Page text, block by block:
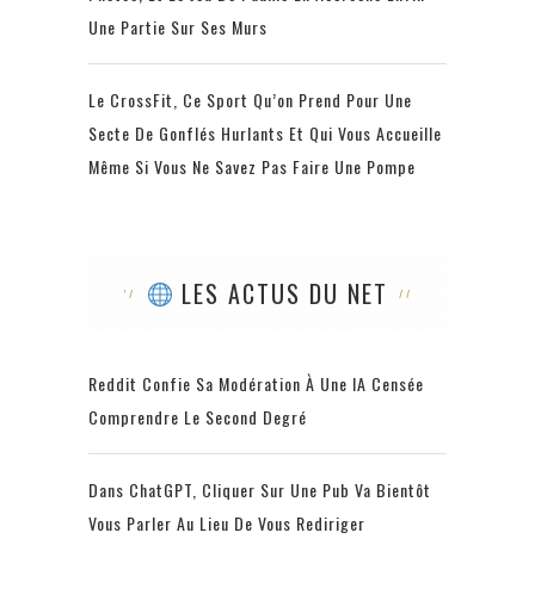
Une Partie Sur Ses Murs
Le CrossFit, Ce Sport Qu’on Prend Pour Une
Secte De Gonflés Hurlants Et Qui Vous Accueille
Même Si Vous Ne Savez Pas Faire Une Pompe
LES ACTUS DU NET
Reddit Confie Sa Modération À Une IA Censée
Comprendre Le Second Degré
Dans ChatGPT, Cliquer Sur Une Pub Va Bientôt
Vous Parler Au Lieu De Vous Rediriger